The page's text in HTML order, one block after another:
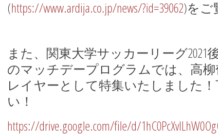
(https://www.ardija.co.jp/news/?id=39062)をご
また、関東大学サッカーリーグ2021
のマッチデープログラムでは、高
レイヤーとして特集いたしました！
い！
https://drive.google.com/file/d/